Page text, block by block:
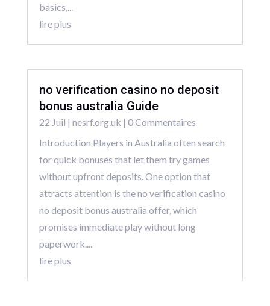
basics,...
lire plus
no verification casino no deposit
bonus australia Guide
22 Juil | nesrf.org.uk | 0 Commentaires
Introduction Players in Australia often search
for quick bonuses that let them try games
without upfront deposits. One option that
attracts attention is the no verification casino
no deposit bonus australia offer, which
promises immediate play without long
paperwork....
lire plus